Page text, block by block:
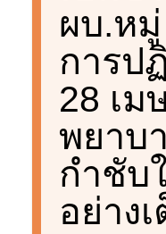
ผบ.ห
การป
28 เ
พยาบ
กำชับ
อย่าง